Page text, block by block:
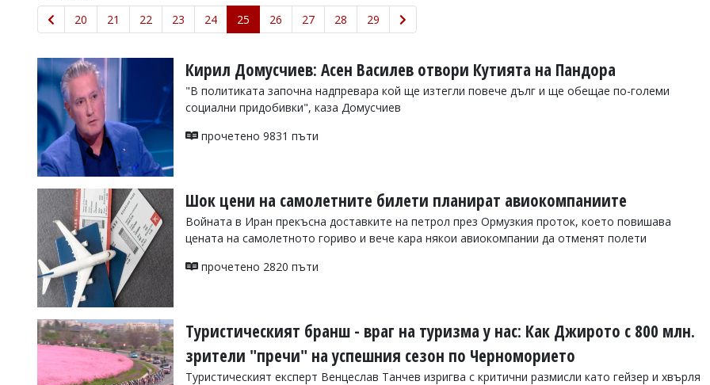
ОБЩИНИ
ОБЩЕСТВО
ЛАЙФСТАЙЛ
ВОЙНАТА
УКРАЙНА
СПОРТ
РАЗСЛЕДВАНЕ
БИЗНЕС
Управители:
Веселин
Василев,
v.vasilev@flagman.bg
k.kassabova@flagman.bg
20
21 22 23 24 25 26 27 28 29
Кирил Домусчиев: Асен Василев отвори Кутията на Пандора
"В политиката започна надпревара кой ще изтегли повече дълг и ще обещае по-големи
социални придобивки", каза Домусчиев
прочетено 9831 пъти
Шок цени на самолетните билети планират авиокомпаниите
Войната в Иран прекъсна доставките на петрол през Ормузкия проток, което повишава
цената на самолетното гориво и вече кара някои авиокомпании да отменят полети
прочетено 2820 пъти
Туристическият бранш - враг на туризма у нас: Как Джирото с 800 млн.
зрители "пречи" на успешния сезон по Черноморието
Туристическият експерт Венцеслав Танчев изригва с критични размисли като гейзер и хвърля